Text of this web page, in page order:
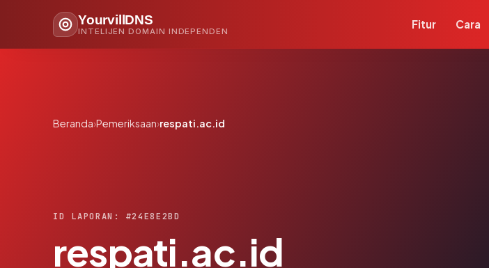
YourvillDNS
INTELIJEN DOMAIN INDEPENDEN
Fitur Cara
Beranda›Pemeriksaan›respati.ac.id
ID LAPORAN: #24E8E2BD
respati.ac.id